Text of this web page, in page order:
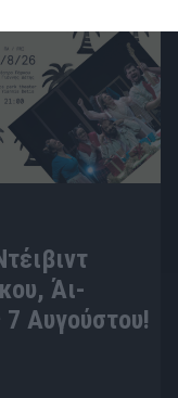
Άι-
7 Αυγούστου!